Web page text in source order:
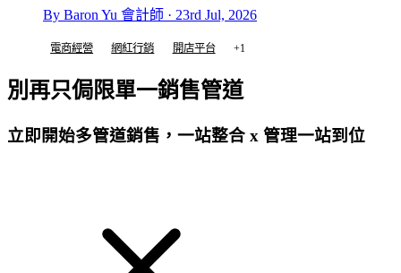
By Baron Yu 會計師 · 23rd Jul, 2026
電商經營 網紅行銷 開店平台 +1
別再只侷限單一銷售管道
立即開始多管道銷售，一站整合 x 管理一站到位